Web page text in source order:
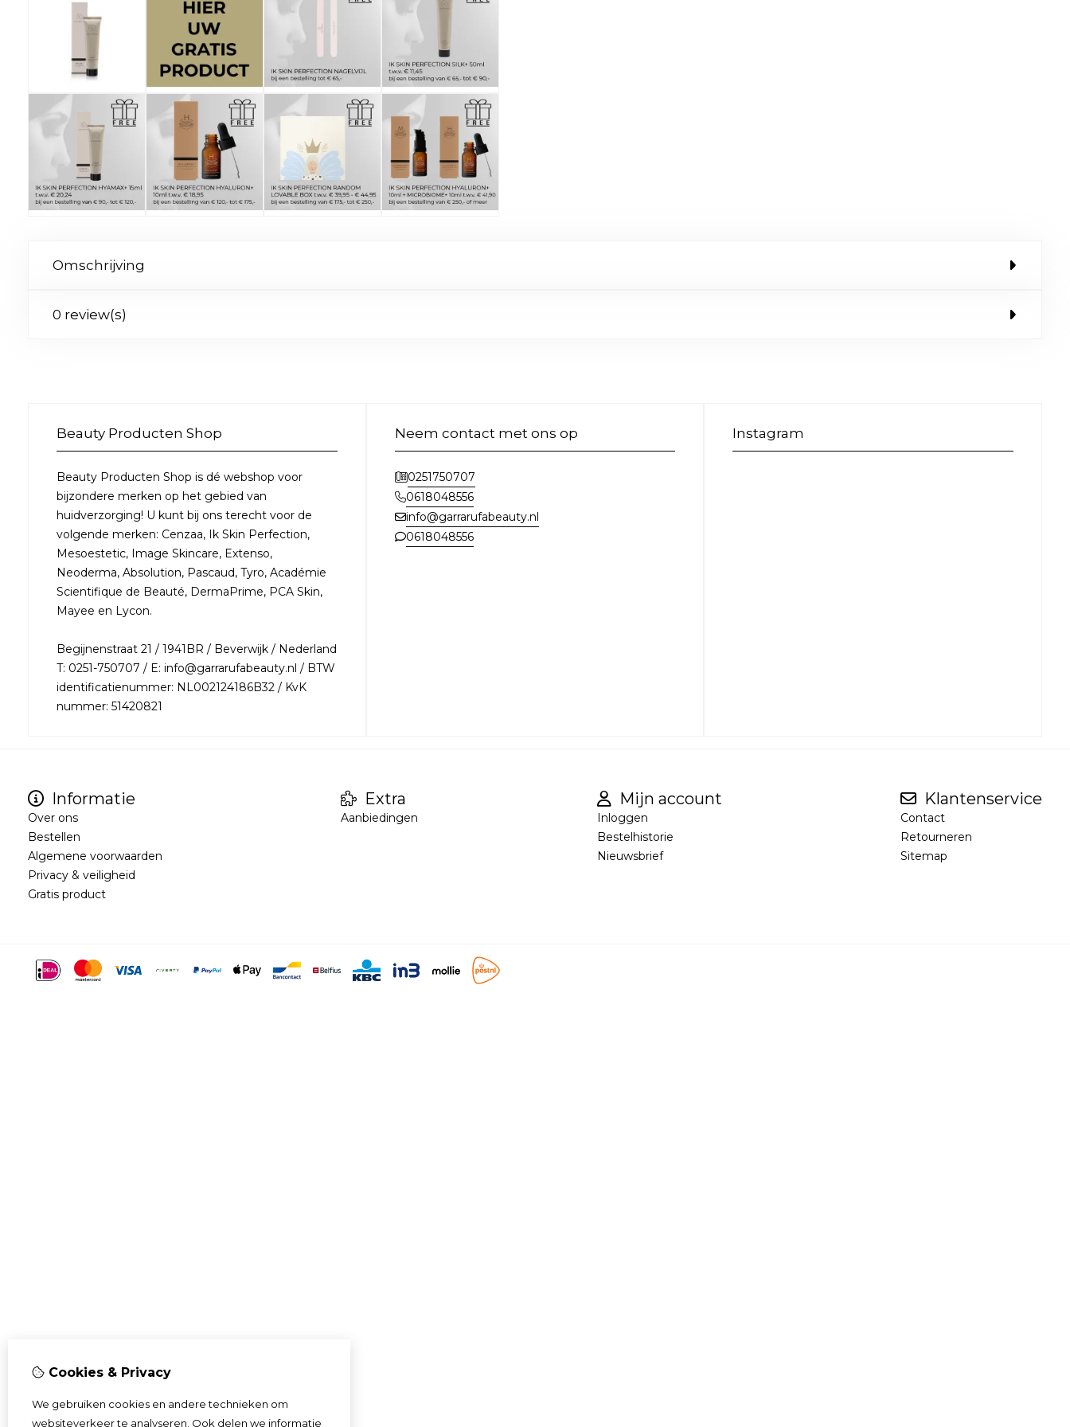
Omschrijving
0 review(s)
Beauty Producten Shop
Beauty Producten Shop is dé webshop voor
bijzondere merken op het gebied van
huidverzorging! U kunt bij ons terecht voor de
volgende merken: Cenzaa, Ik Skin Perfection,
Mesoestetic, Image Skincare, Extenso,
Neoderma, Absolution, Pascaud, Tyro, Académie
Scientifique de Beauté, DermaPrime, PCA Skin,
Mayee en Lycon.
Begijnenstraat 21 / 1941BR / Beverwijk / Nederland
T: 0251-750707 / E: info@garrarufabeauty.nl / BTW
identificatienummer: NL002124186B32 / KvK
nummer: 51420821
Neem contact met ons op
0251750707
0618048556
info@garrarufabeauty.nl
0618048556
Instagram
Informatie
Over ons
Bestellen
Algemene voorwaarden
Privacy & veiligheid
Gratis product
Extra
Aanbiedingen
Mijn account
Inloggen
Bestelhistorie
Nieuwsbrief
Klantenservice
Contact
Retourneren
Sitemap
Cookies & Privacy
We gebruiken cookies en andere technieken om
websiteverkeer te analyseren. Ook delen we informatie